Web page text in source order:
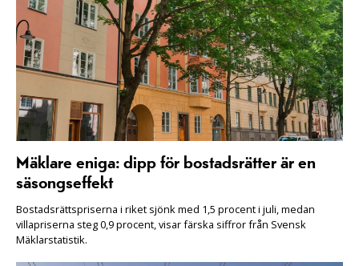
Mäklare eniga: dipp för bostadsrätter är en
säsongseffekt
Bostadsrättspriserna i riket sjönk med 1,5 procent i juli, medan
villapriserna steg 0,9 procent, visar färska siffror från Svensk
Mäklarstatistik.